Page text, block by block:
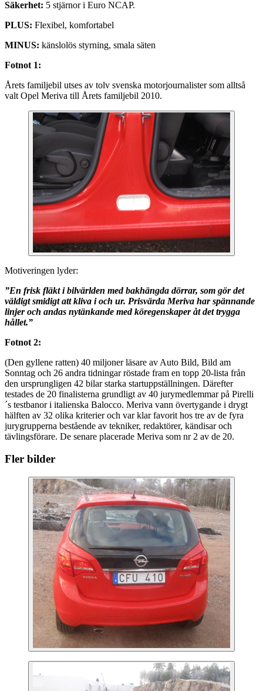
Säkerhet: 5 stjärnor i Euro NCAP.
PLUS: Flexibel, komfortabel
MINUS: känslolös styrning, smala säten
Fotnot 1:
Årets familjebil utses av tolv svenska motorjournalister som alltså
valt Opel Meriva till Årets familjebil 2010.
Motiveringen lyder:
”En frisk fläkt i bilvärlden med bakhängda dörrar, som gör det
väldigt smidigt att kliva i och ur. Prisvärda Meriva har spännande
linjer och andas nytänkande med köregenskaper åt det trygga
hållet.”
Fotnot 2:
(Den gyllene ratten) 40 miljoner läsare av Auto Bild, Bild am
Sonntag och 26 andra tidningar röstade fram en topp 20-lista från
den ursprungligen 42 bilar starka startuppställningen. Därefter
testades de 20 finalisterna grundligt av 40 jurymedlemmar på Pirelli
´s testbanor i italienska Balocco. Meriva vann övertygande i drygt
hälften av 32 olika kriterier och var klar favorit hos tre av de fyra
jurygrupperna bestående av tekniker, redaktörer, kändisar och
tävlingsförare. De senare placerade Meriva som nr 2 av de 20.
Fler bilder